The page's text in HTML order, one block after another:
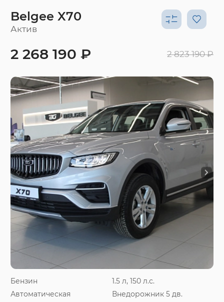
Belgee X70
Актив
Бензин
1.5 л, 150 л.с.
Автоматическая
Внедорожник 5 дв.
2 268 190 ₽ 2 823 190 ₽